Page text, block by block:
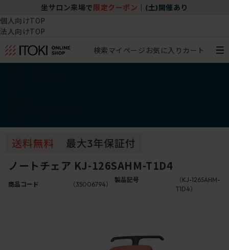
坐サロン来場で 限定クーポン (土)開催あり
個人向けTOP
法人向けTOP
検索マイページ お気に入り カート
ノートチェア KJ-126SAHM-T1D4
商品コード （35006794）
製品記号
（KJ-126SAHM-
T1D4）